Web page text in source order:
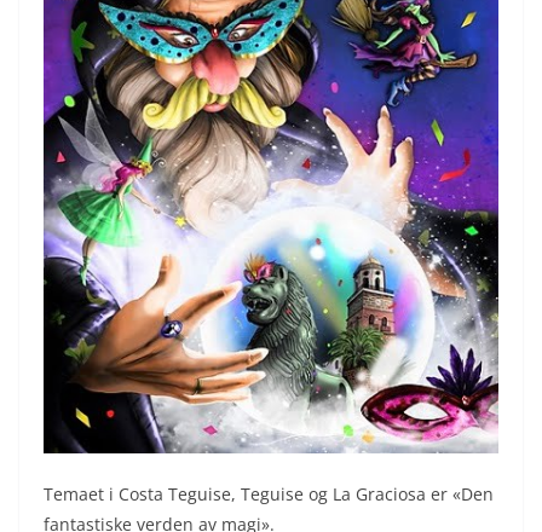
Temaet i Costa Teguise, Teguise og La Graciosa er «Den
fantastiske verden av magi».